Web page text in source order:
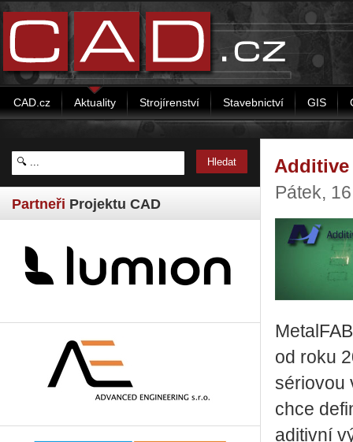
CAD.cz Aktuality Strojírenství Stavebnictví GIS
Partneři Projektu CAD
Pátek,
od roku
sériovou
chce
aditivní